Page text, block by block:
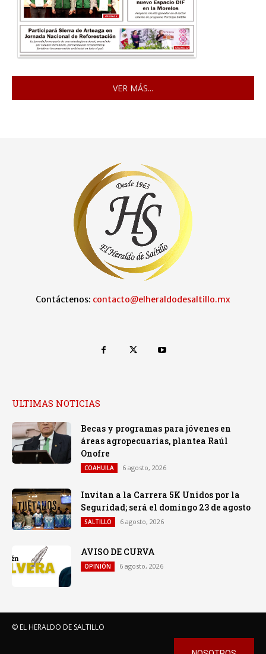
VER MÁS...
Contáctenos: contacto@elheraldodesaltillo.mx
ULTIMAS NOTICIAS
Becas y programas para jóvenes en
áreas agropecuarias, plantea Raúl
Onofre
COAHUILA 6 agosto, 2026
Invitan a la Carrera 5K Unidos por la
Seguridad; será el domingo 23 de agosto
SALTILLO 6 agosto, 2026
AVISO DE CURVA
OPINIÓN 6 agosto, 2026
© EL HERALDO DE SALTILLO